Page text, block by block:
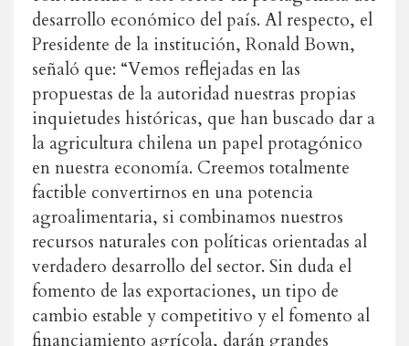
desarrollo económico del país. Al respecto, el
Presidente de la institución, Ronald Bown,
señaló que: “Vemos reflejadas en las
propuestas de la autoridad nuestras propias
inquietudes históricas, que han buscado dar a
la agricultura chilena un papel protagónico
en nuestra economía. Creemos totalmente
factible convertirnos en una potencia
agroalimentaria, si combinamos nuestros
recursos naturales con políticas orientadas al
verdadero desarrollo del sector. Sin duda el
fomento de las exportaciones, un tipo de
cambio estable y competitivo y el fomento al
financiamiento agrícola, darán grandes